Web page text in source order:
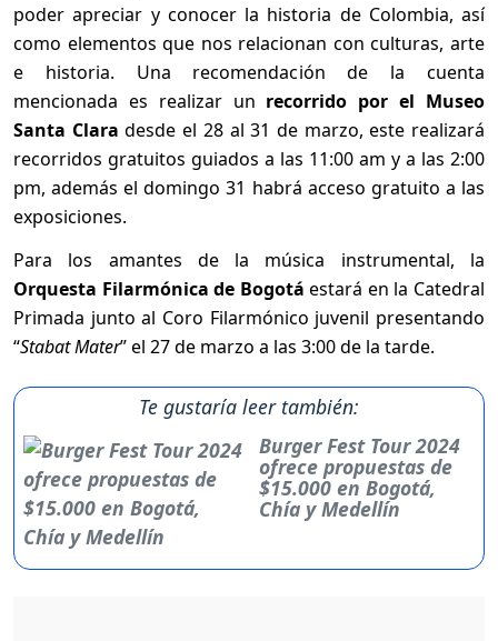
poder apreciar y conocer la historia de Colombia, así
como elementos que nos relacionan con culturas, arte
e historia. Una recomendación de la cuenta
mencionada es realizar un recorrido por el Museo
Santa Claradesde el 28 al 31 de marzo, este realizará
recorridos gratuitos guiados a las 11:00 am y a las 2:00
pm, además el domingo 31 habrá acceso gratuito a las
exposiciones.
Para los amantes de la música instrumental, la
Orquesta Filarmónica de Bogotáestará en la Catedral
Primada junto al Coro Filarmónico juvenil presentando
“Stabat Mater” el 27 de marzo a las 3:00 de la tarde.
Te gustaría leer también:
Burger Fest Tour 2024
ofrece propuestas de
$15.000 en Bogotá,
Chía y Medellín